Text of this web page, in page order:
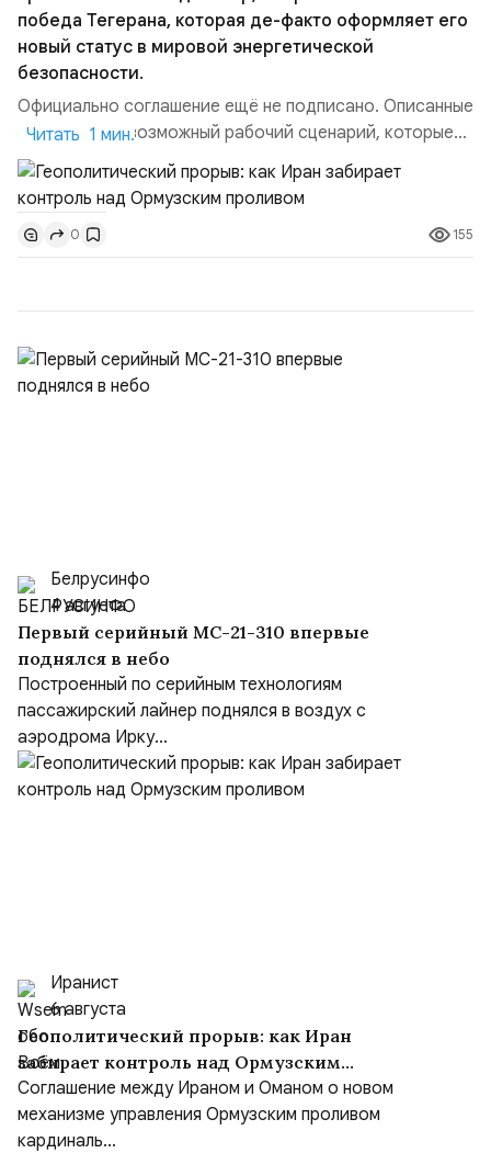
победа Тегерана, которая де-факто оформляет его
новый статус в мировой энергетической
безопасности.
Официально соглашение ещё не подписано. Описанные
пункты — это возможный рабочий сценарий, которые
скорее всего будут реализованы.Разбираем ключевые
тезисы и последствия этого соглашения:. 1. Новые
доли контроля (75 на 25). Было: Ранее Иран и Оман
контролировали пролив на паритетных началах —
50/50. Стало: Новое соглашение закрепляет за
Читать 1 мин.
0 155
Белрусинфо
4 августа
Первый серийный МС-21-310 впервые
поднялся в небо
Построенный по серийным технологиям
пассажирский лайнер поднялся в воздух с
аэродрома Ирку...
Иранист
6 августа
Геополитический прорыв: как Иран
забирает контроль над Ормузским
проливом
Соглашение между Ираном и Оманом о новом
механизме управления Ормузским проливом
кардиналь...